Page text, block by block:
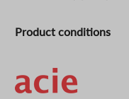
Product conditions